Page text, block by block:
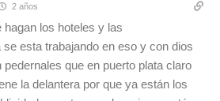
2 años
hagan los hoteles y las
esta trabajando en eso y con dios
que en puerto plata claro
la delantera por que ya están los